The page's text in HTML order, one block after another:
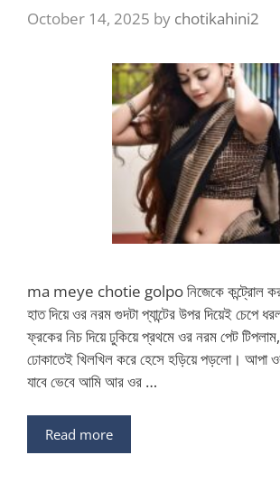
October 14, 2025 by chotikahini2
ma meye chotie golpo নিজেকে কন্ট্রোল
হাত দিয়ে ওর নরম গুদটা প্যান্টের উপর দিয়েই চেপে
ফ্রকের নিচ দিয়ে ঢুকিয়ে প্রথমে ওর নরম পেট
ঢোকাতেই খিলখিল করে হেসে হড়িয়ে পড়লো। আপা
যাবে ভেবে আমি আর ওর …
Read more